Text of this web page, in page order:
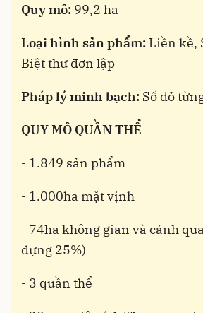
Quy mô: 99,2 ha
Loại hình sản phẩm: Liền kề,
Biệt thư đơn lập
Pháp lý minh bạch: Sổ đỏ
QUY MÔ QUẦN THỂ
- 1.849 sản phẩm
- 1.000ha mặt vịnh
- 74ha không gian và cảnh
dựng 25%)
- 3 quần thể